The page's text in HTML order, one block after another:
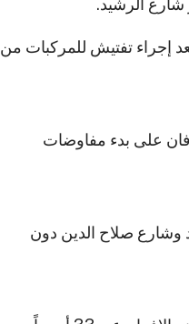
شارع الرشيد.
إجراء تفتيش للمركبات من
على بدء مفاوضات
وشارع صلاح الدين دون